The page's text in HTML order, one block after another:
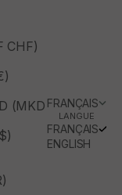
CHF)
(MKD FRANÇAIS
LANGUE
FRANÇAIS
ENGLISH